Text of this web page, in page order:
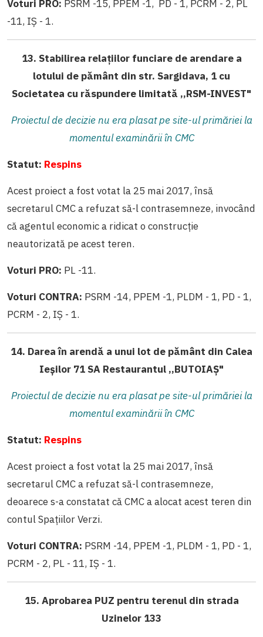
Voturi PRO: PSRM -15, PPEM -1, PD - 1, PCRM - 2, PL
-11, IȘ - 1.
13. Stabilirea relațiilor funciare de arendare a
lotului de pământ din str. Sargidava, 1 cu
Societatea cu răspundere limitată ,,RSM-INVEST"
Proiectul de decizie nu era plasat pe site-ul primăriei la
momentul examinării în CMC
Statut: Respins
Acest proiect a fost votat la 25 mai 2017, însă
secretarul CMC a refuzat să-l contrasemneze, invocând
că agentul economic a ridicat o construcție
neautorizată pe acest teren.
Voturi PRO: PL -11.
Voturi CONTRA: PSRM -14, PPEM -1, PLDM - 1, PD - 1,
PCRM - 2, IȘ - 1.
14. Darea în arendă a unui lot de pământ din Calea
Ieșilor 71 SA Restaurantul ,,BUTOIAȘ"
Proiectul de decizie nu era plasat pe site-ul primăriei la
momentul examinării în CMC
Statut: Respins
Acest proiect a fost votat la 25 mai 2017, însă
secretarul CMC a refuzat să-l contrasemneze,
deoarece s-a constatat că CMC a alocat acest teren din
contul Spațiilor Verzi.
Voturi CONTRA: PSRM -14, PPEM -1, PLDM - 1, PD - 1,
PCRM - 2, PL - 11, IȘ - 1.
15. Aprobarea PUZ pentru terenul din strada
Uzinelor 133